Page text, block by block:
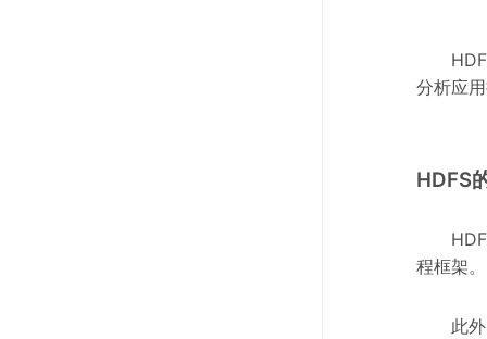
分析应
HDFS
程框架
此